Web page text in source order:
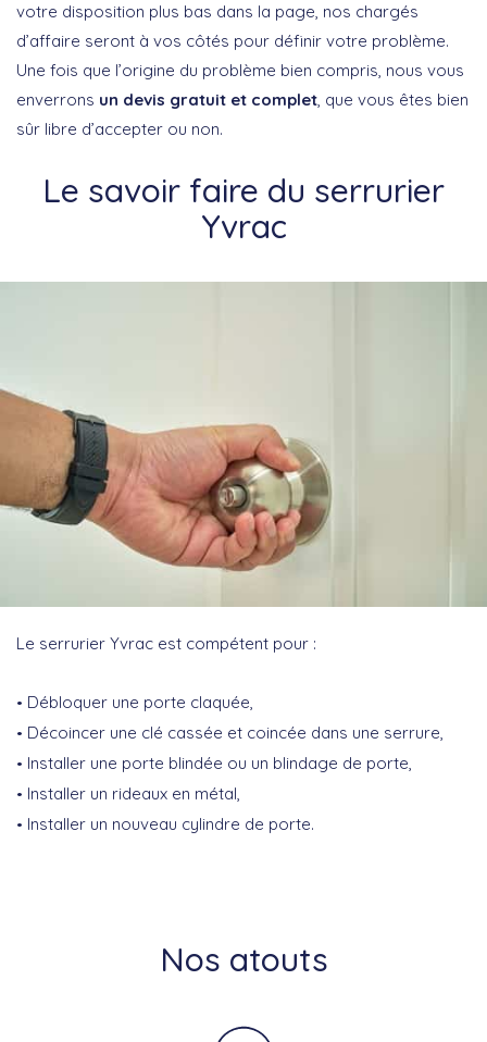
votre disposition plus bas dans la page, nos chargés
d’affaire seront à vos côtés pour définir votre problème.
Une fois que l’origine du problème bien compris, nous vous
enverrons un devis gratuit et complet, que vous êtes bien
sûr libre d’accepter ou non.
Le savoir faire du serrurier
Yvrac
Le serrurier Yvrac est compétent pour :
Débloquer une porte claquée,
Décoincer une clé cassée et coincée dans une serrure,
Installer une porte blindée ou un blindage de porte,
Installer un rideaux en métal,
Installer un nouveau cylindre de porte.
Nos atouts